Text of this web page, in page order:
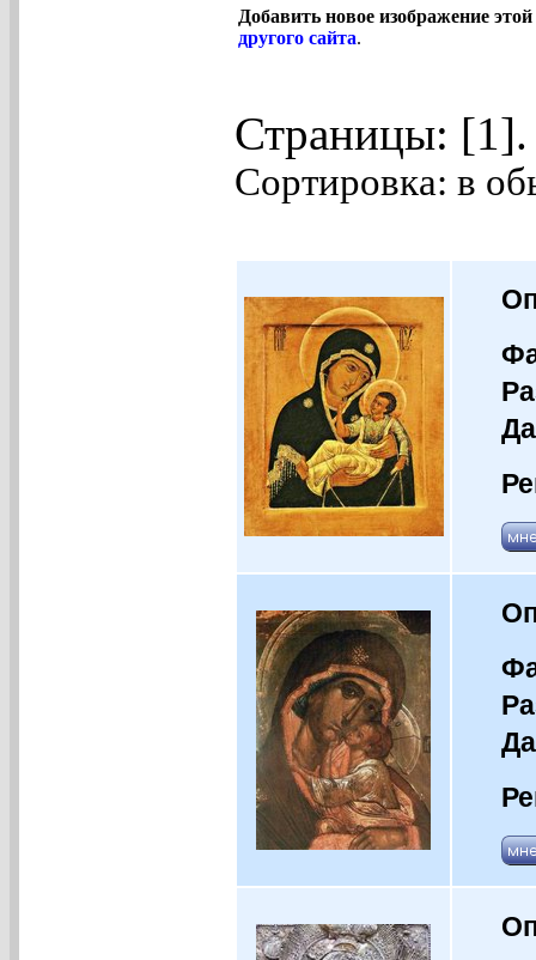
Добавить новое изображение
другого сайта.
Страницы:
Сортировка: в